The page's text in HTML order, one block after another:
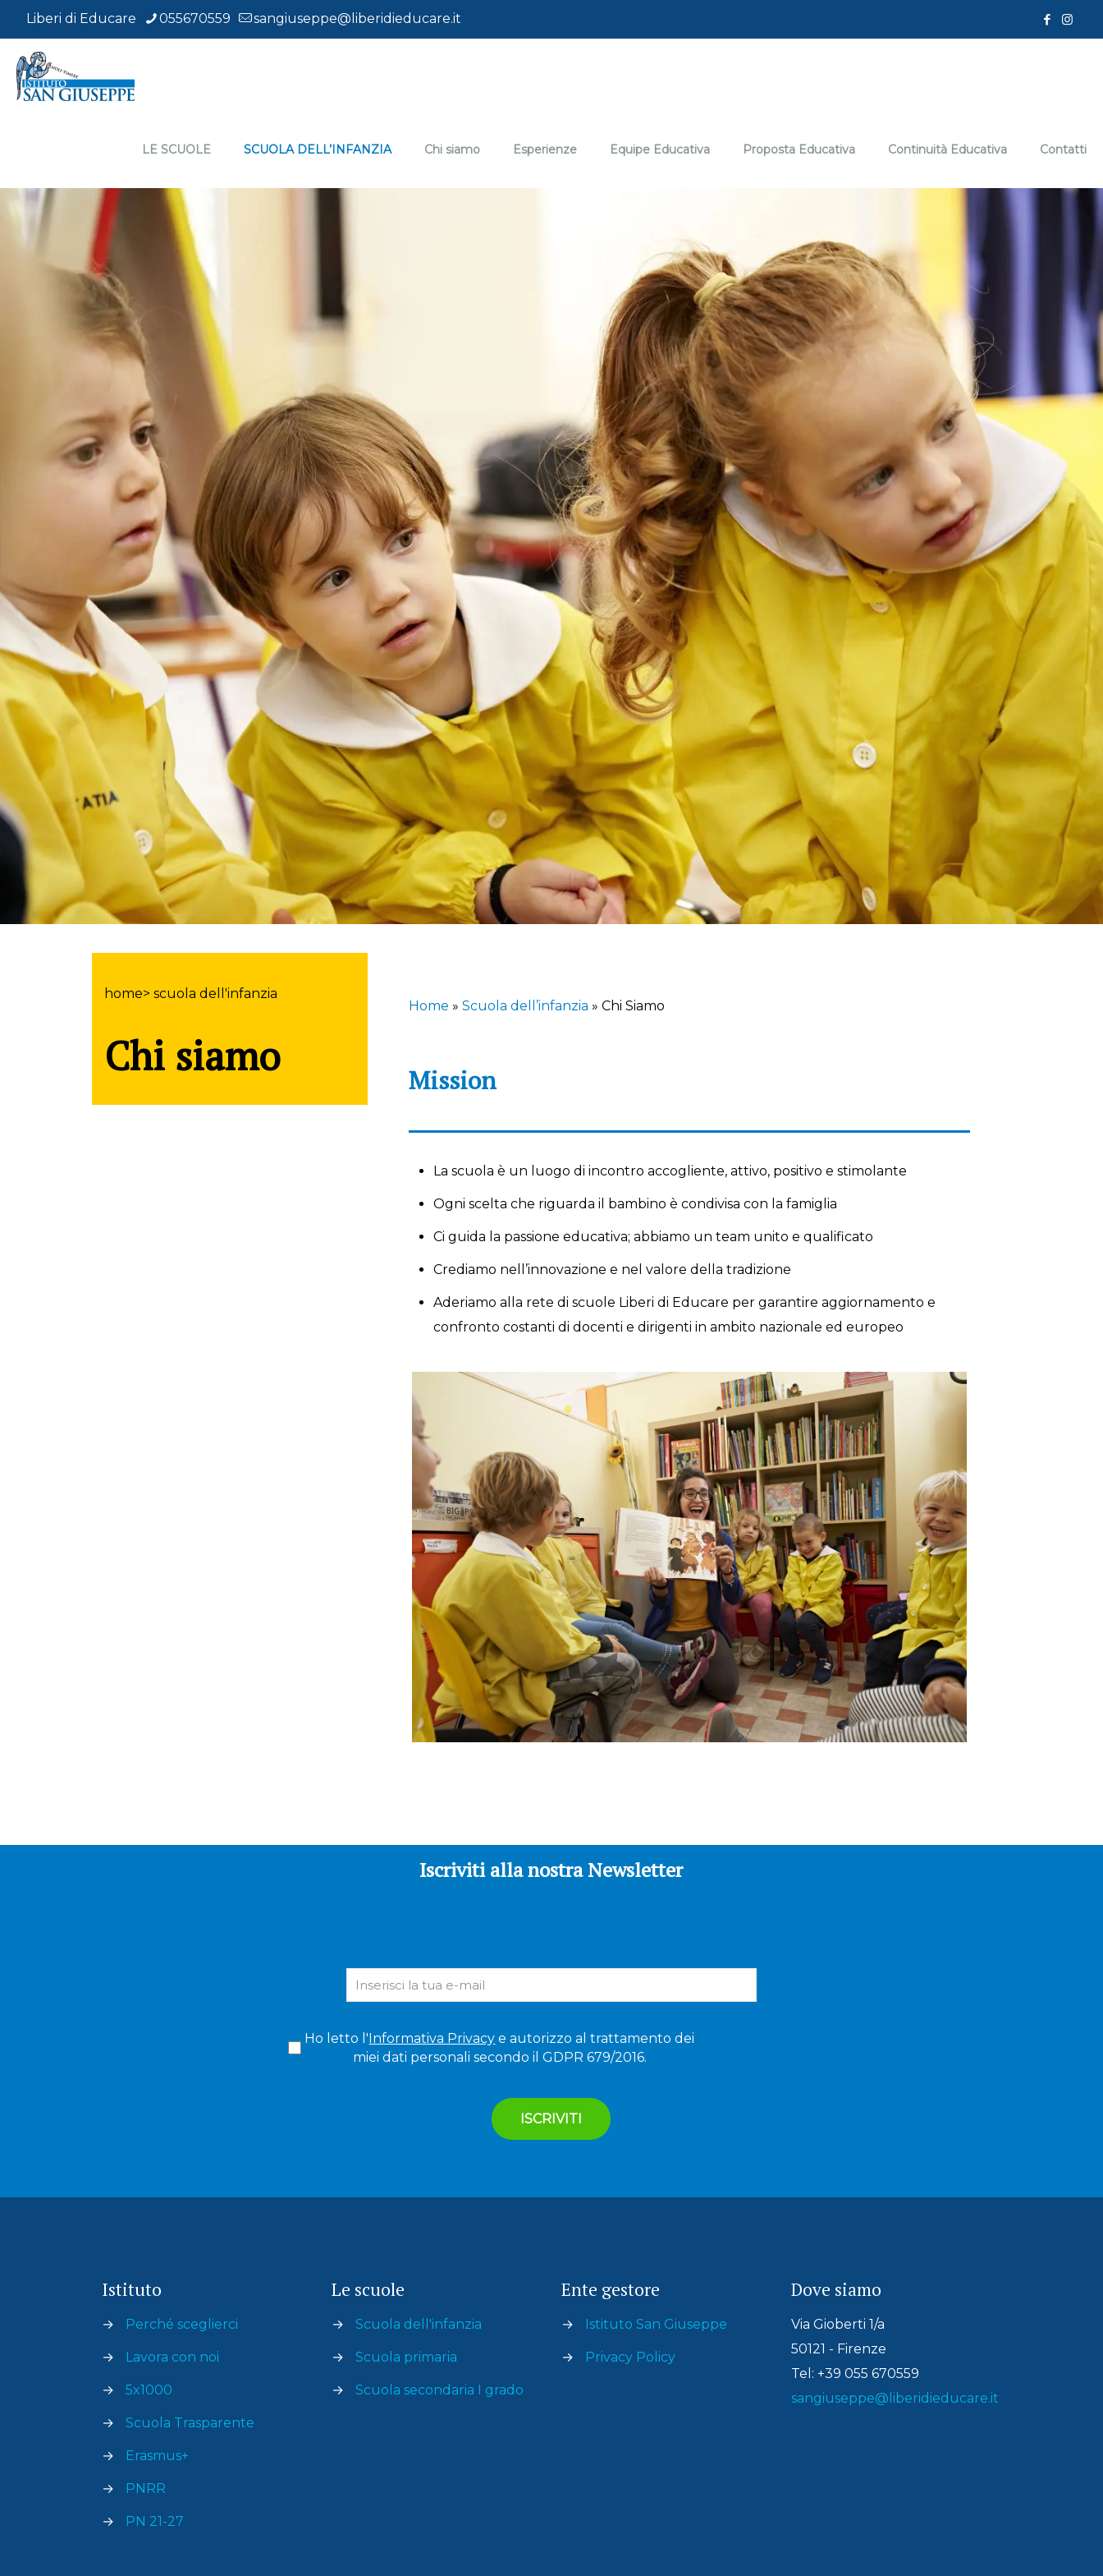
Liberi di Educare 055670559 sangiuseppe@liberidieducare.it
LE SCUOLE SCUOLA DELL’INFANZIA Chi siamo Esperienze Equipe Educativa Proposta Educativa Continuità Educativa Contatti
home> scuola dell'infanzia
Chi siamo
Home » Scuola dell’infanzia » Chi Siamo
Mission
La scuola è un luogo di incontro accogliente, attivo, positivo e stimolante
Ogni scelta che riguarda il bambino è condivisa con la famiglia
Ci guida la passione educativa; abbiamo un team unito e qualificato
Crediamo nell’innovazione e nel valore della tradizione
Aderiamo alla rete di scuole Liberi di Educare per garantire aggiornamento e
confronto costanti di docenti e dirigenti in ambito nazionale ed europeo
Iscriviti alla nostra Newsletter
Ho letto l'Informativa Privacy e autorizzo al trattamento dei
miei dati personali secondo il GDPR 679/2016.
Istituto
→ Perché sceglierci
→ Lavora con noi
→ 5x1000
→ Scuola Trasparente
→ Erasmus+
→ PNRR
→ PN 21-27
Le scuole
→ Scuola dell'infanzia
→ Scuola primaria
→ Scuola secondaria I grado
Ente gestore
→ Istituto San Giuseppe
→ Privacy Policy
Dove siamo
Via Gioberti 1/a
50121 - Firenze
Tel: +39 055 670559
sangiuseppe@liberidieducare.it